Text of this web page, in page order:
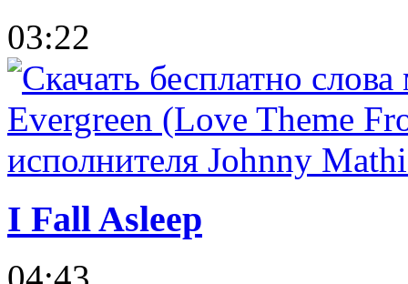
03:22
I Fall Asleep